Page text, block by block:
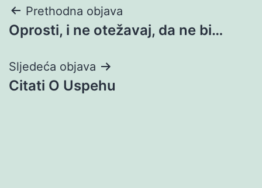
Navigacija
objava
Prethodna objava
Oprosti, i ne otežavaj, da ne bi…
Sljedeća objava
Citati O Uspehu